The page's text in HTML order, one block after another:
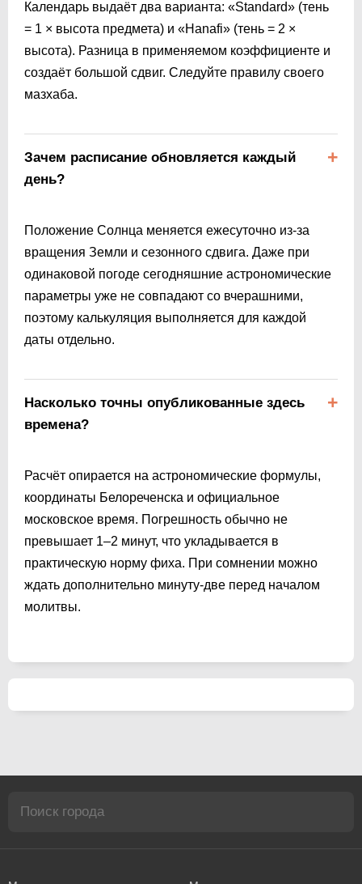
Календарь выдаёт два варианта: «Standard» (тень
= 1 × высота предмета) и «Hanafi» (тень = 2 ×
высота). Разница в применяемом коэффициенте и
создаёт большой сдвиг. Следуйте правилу своего
мазхаба.
Зачем расписание обновляется каждый
день?
Положение Солнца меняется ежесуточно из-за
вращения Земли и сезонного сдвига. Даже при
одинаковой погоде сегодняшние астрономические
параметры уже не совпадают со вчерашними,
поэтому калькуляция выполняется для каждой
даты отдельно.
Насколько точны опубликованные здесь
времена?
Расчёт опирается на астрономические формулы,
координаты Белореченска и официальное
московское время. Погрешность обычно не
превышает 1–2 минут, что укладывается в
практическую норму фиха. При сомнении можно
ждать дополнительно минуту-две перед началом
молитвы.